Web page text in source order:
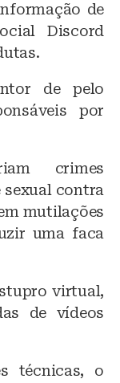
de
Discord
de pelo
por
crimes
contra
mutilações
uma faca
virtual,
de vídeos
técnicas, o